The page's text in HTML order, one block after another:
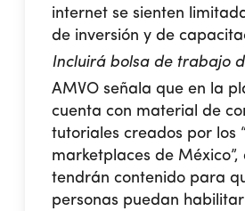
internet se sienten
de inversión y de
Incluirá bolsa de trabajo
AMVO señala que en la
cuenta con material de
tutoriales creados por los
marketplaces de México”,
tendrán contenido para
personas puedan